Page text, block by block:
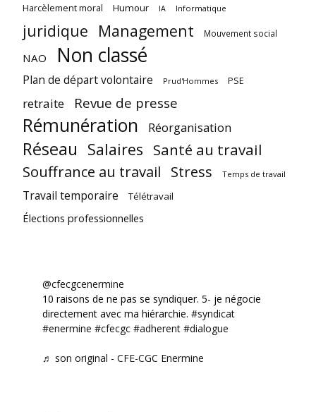
Harcèlement moral Humour IA Informatique
juridique Management Mouvement social
NAO Non classé
Plan de départ volontaire Prud'Hommes PSE
retraite Revue de presse
Rémunération Réorganisation
Réseau Salaires Santé au travail
Souffrance au travail Stress Temps de travail
Travail temporaire Télétravail
Élections professionnelles
@cfecgcenermine
10 raisons de ne pas se syndiquer. 5- je négocie
directement avec ma hiérarchie. #syndicat
#enermine #cfecgc #adherent #dialogue
♬ son original - CFE-CGC Enermine